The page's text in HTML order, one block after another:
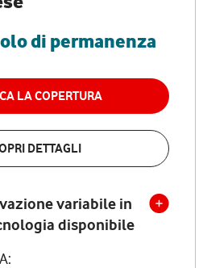
di permanenza
LA COPERTURA
DETTAGLI
variabile in
disponibile